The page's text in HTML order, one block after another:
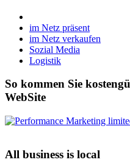
im Netz präsent
im Netz verkaufen
Sozial Media
Logistik
So kommen Sie
WebSite
All business is local